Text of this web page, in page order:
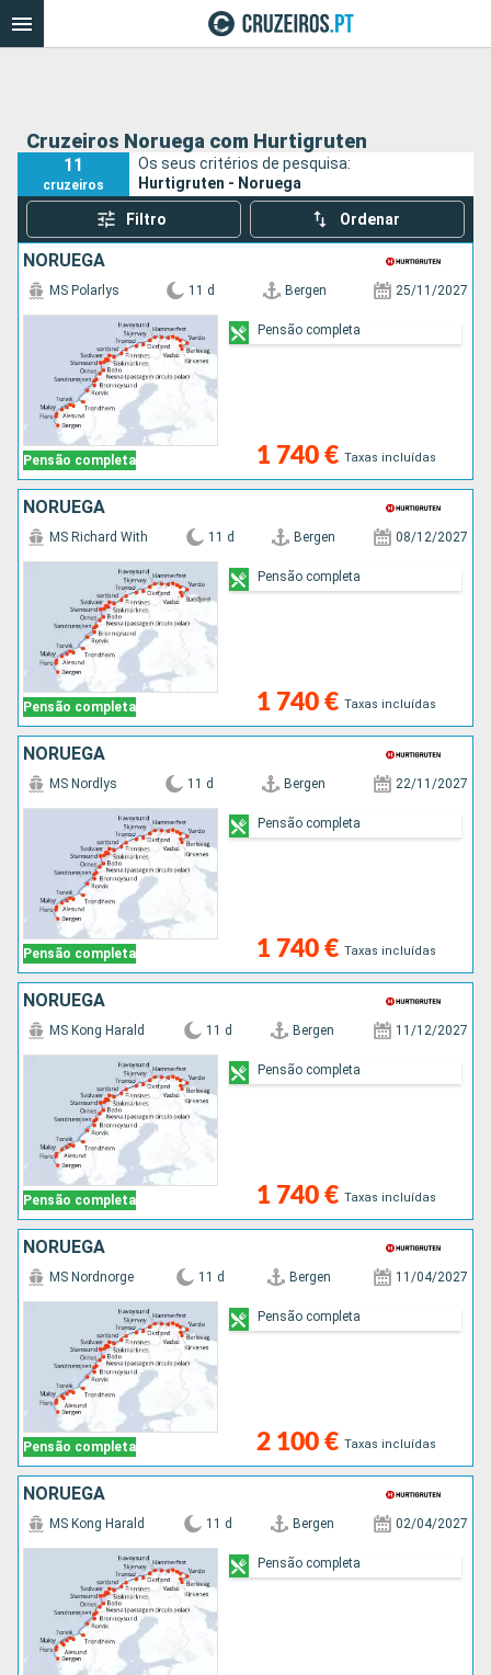
Cruzeiros Noruega com Hurtigruten
11
cruzeiros
Os seus critérios de pesquisa:
Hurtigruten - Noruega
Filtro Ordenar
NORUEGA
Pensão completa
MS Polarlys 11 d Bergen 25/11/2027
1 740 € Taxas incluídas
Pensão completa
NORUEGA
Pensão completa
MS Richard With 11 d Bergen 08/12/2027
1 740 € Taxas incluídas
Pensão completa
NORUEGA
Pensão completa
MS Nordlys 11 d Bergen 22/11/2027
1 740 € Taxas incluídas
Pensão completa
NORUEGA
Pensão completa
MS Kong Harald 11 d Bergen 11/12/2027
1 740 € Taxas incluídas
Pensão completa
NORUEGA
Pensão completa
MS Nordnorge 11 d Bergen 11/04/2027
2 100 € Taxas incluídas
Pensão completa
NORUEGA
MS Kong Harald 11 d Bergen 02/04/2027
Pensão completa